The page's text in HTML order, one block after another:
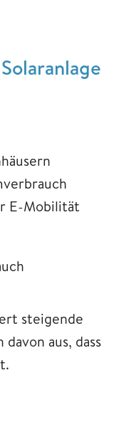
E-Mobilität
steigende
aus, dass